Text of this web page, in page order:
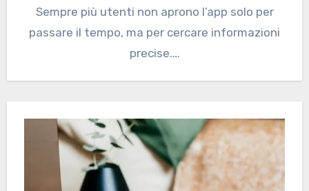
Sempre più utenti non aprono l’app solo per
passare il tempo, ma per cercare informazioni
precise.…